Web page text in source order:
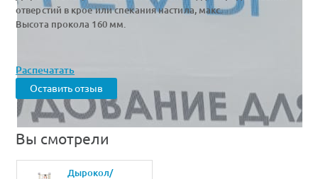
отверстий в крое или спекания настила, макс.
Высота прокола 160 мм.
Распечатать
Оставить отзыв
Вы смотрели
Дырокол/